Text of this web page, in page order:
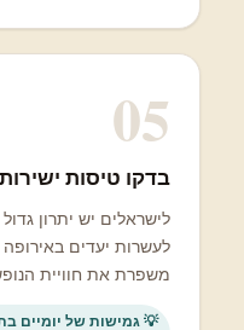
05
בדקו טיסות ישירות
לישראלים יש יתרון
לעשרות יעדים
משפרת את חוויית
💡 גמישות של יומיים